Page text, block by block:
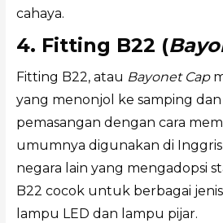
cahaya.
4. Fitting B22 (
Fitting B22, atau Bayonet Cap
yang menonjol ke samping
pemasangan dengan cara
umumnya digunakan di
negara lain yang mengadopsi
B22 cocok untuk berbagai
lampu LED dan lampu pijar.